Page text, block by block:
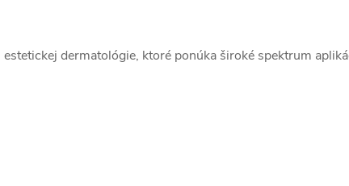
dermatológie, ktoré ponúka široké spektrum